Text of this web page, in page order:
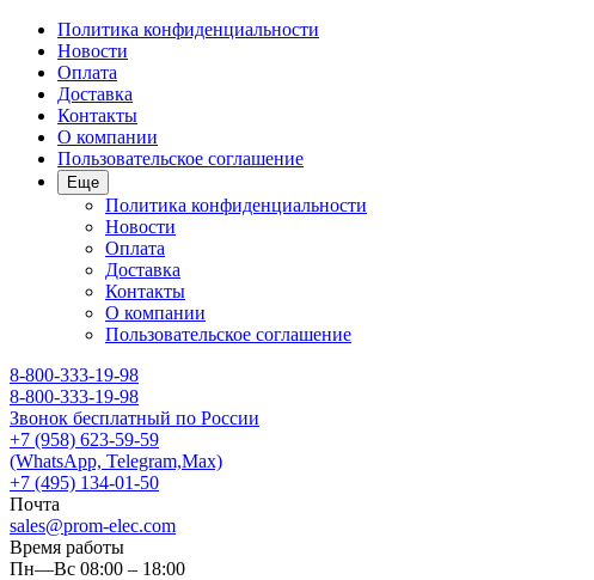
Политика конфиденциальности
Новости
Оплата
Доставка
Контакты
О компании
Пользовательское соглашение
Еще
Политика конфиденциальности
Новости
Оплата
Доставка
Контакты
О компании
Пользовательское соглашение
8-800-333-19-98
8-800-333-19-98
Звонок бесплатный по России
+7 (958) 623-59-59
(WhatsApp, Telegram,Max)
+7 (495) 134-01-50
Почта
sales@prom-elec.com
Время работы
Пн—Вс 08:00 – 18:00